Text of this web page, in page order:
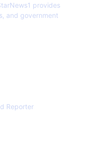
provides
and government
Reporter